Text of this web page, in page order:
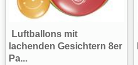
Luftballons mit
lachenden Gesichtern 8er
Pa...